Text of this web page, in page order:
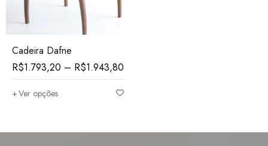
Cadeira Dafne
R$1.793,20 – R$1.943,80
Ver opções